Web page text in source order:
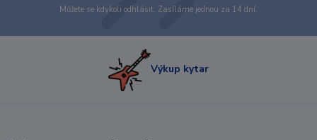
Můžete se kdykoli odhlásit. Zasíláme jednou za 14 dní.
Výkup kytar